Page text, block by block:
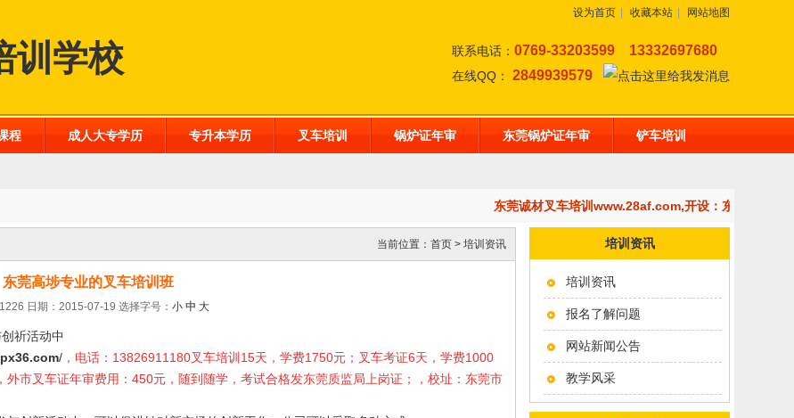
设为首页 收藏本站 网站地图
训学校 联系电话： 0769-33203599 13332697680
在线QQ： 2849939579
程 成人大专学历 专升本学历 叉车培训 锅炉证年审 东莞锅炉证年审 铲车培训
东莞诚材叉车培训www.28af.com,开设：东莞挖掘机
培训资讯
培训资讯
报名了解问题
网站新闻公告
教学风采
当前位置： 首页 > 培训资讯
东莞高埗专业的叉车培训班
日期：2015-07-19 选择字号： 小 中 大
祈活动中
/ ，电话：13826911180叉车培训15天，学费1750元；叉车考证6天，学费1000
市叉车证年审费用：450元，随到随学，考试合格发东莞质监局上岗证；，校址：东莞市